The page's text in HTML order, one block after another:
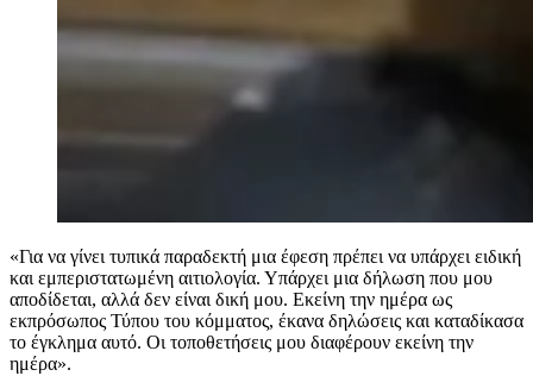
«Για να γίνει τυπικά παραδεκτή μια έφεση πρέπει να υπάρχει ειδική
και εμπεριστατωμένη αιτιολογία. Υπάρχει μια δήλωση που μου
αποδίδεται, αλλά δεν είναι δική μου. Εκείνη την ημέρα ως
εκπρόσωπος Τύπου του κόμματος, έκανα δηλώσεις και καταδίκασα
το έγκλημα αυτό. Οι τοποθετήσεις μου διαφέρουν εκείνη την
ημέρα».